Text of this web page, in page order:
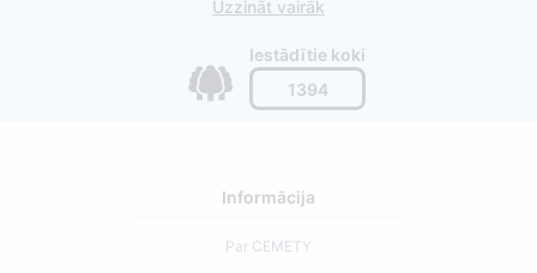
Uzzināt vairāk
Iestādītie koki
1394
Informācija
Par CEMETY